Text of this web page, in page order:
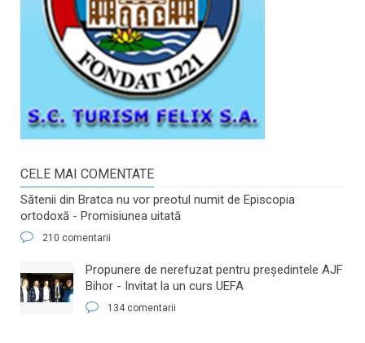
CELE MAI COMENTATE
Sătenii din Bratca nu vor preotul numit de Episcopia
ortodoxă - Promisiunea uitată
210 comentarii
​Propunere de nerefuzat pentru preşedintele AJF
Bihor - Invitat la un curs UEFA
134 comentarii